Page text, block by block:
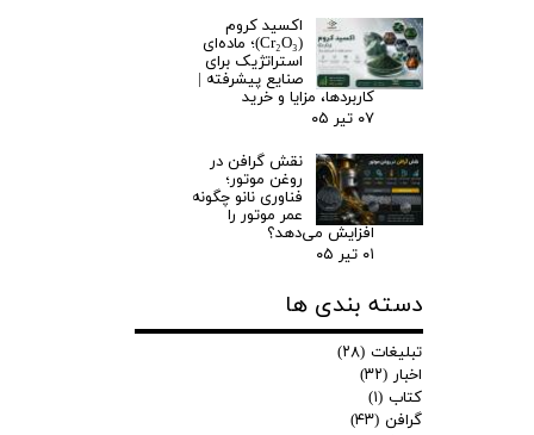
اکسید کروم
(Cr₂O₃)؛ ماده‌ای
استراتژیک برای
صنایع پیشرفته |
کاربردها، مزایا و خرید
۰۷ تیر ۰۵
نقش گرافن در
روغن موتور؛
فناوری نانو چگونه
عمر موتور را
افزایش می‌دهد؟
۰۱ تیر ۰۵
دسته بندی ها
تبلیغات (۲۸)
اخبار (۳۲)
کتاب (۱)
گرافن (۴۳)